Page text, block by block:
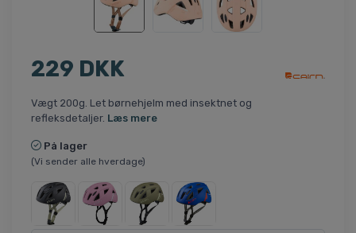
229 DKK
Vægt 200g. Let børnehjelm med insektnet og
refleksdetaljer. Læs mere
På lager
(Vi sender alle hverdage)